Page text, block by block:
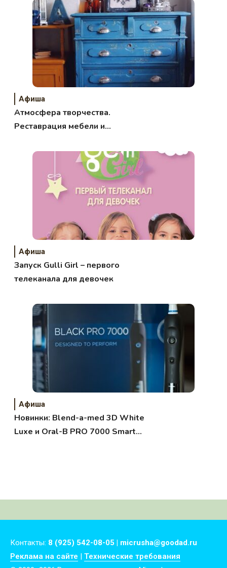
Афиша
Атмосфера творчества.
Реставрация мебели и
Афиша
Запуск Gulli Girl – первого
телеканала для девочек
Афиша
Новинки: Blend-a-med 3D White
Luxe и Oral-B PRO 7000 Smart
Контакты: 8 (925) 542-08-05 | micrusha@goodad.ru
Реклама на сайте | Технические требования